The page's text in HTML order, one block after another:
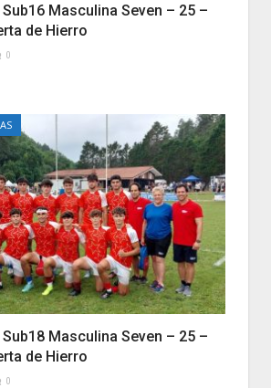
Masculina Seven – 25 –
de Hierro
0
Masculina Seven – 25 –
de Hierro
0